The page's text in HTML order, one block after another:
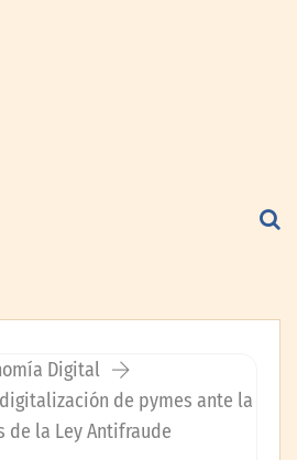
Digital
de pymes ante la
de la Ley Antifraude